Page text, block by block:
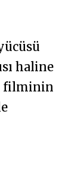
haline
filminin